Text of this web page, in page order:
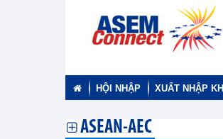
HỘI NHẬP XUẤT NHẬP
ASEAN-AEC